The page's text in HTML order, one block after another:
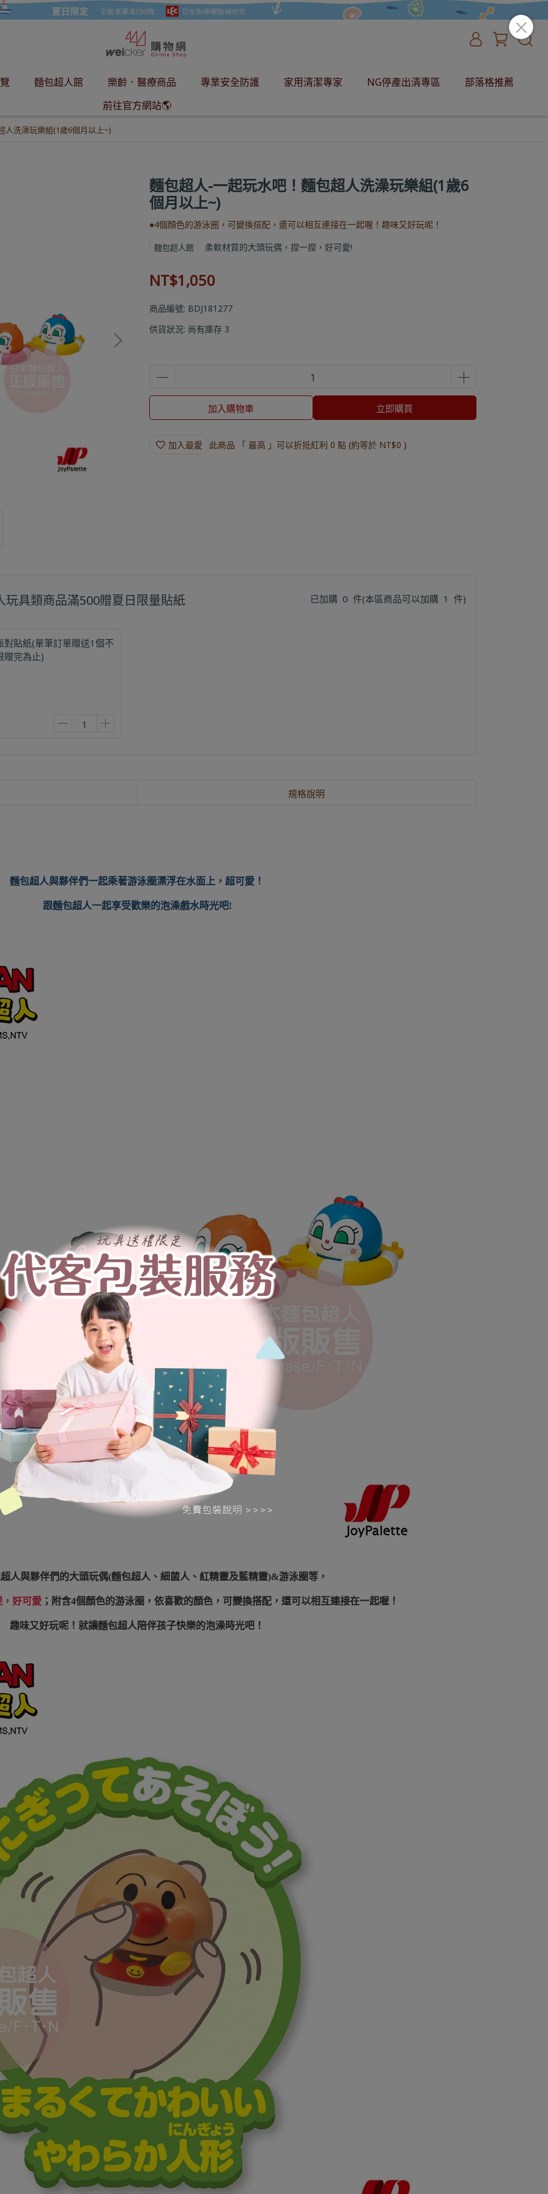
麵包超人館 樂齡．醫療商品 專業安全防護 家用清潔專家 NG停產出清專區
部落格推薦
前往官方網站🌎
洗澡玩樂組(1歲6個月以上~)
麵包超人-一起玩水吧！麵包超人洗澡玩樂組(1歲6
個月以上~)
●4個顏色的游泳圈，可變換搭配，還可以相互連接在一起喔！趣味又好玩呢！
麵包超人館 柔軟材質的大頭玩偶，捏一捏，好可愛!
NT$1,050
商品編號: BDJ181277
供貨狀況: 尚有庫存 3
加入購物車 立即購買
加入最愛 此商品 「 最高 」可以折抵紅利 0 點 (約等於 NT$0 )
具類商品滿500贈夏日限量貼紙 已加購 0 件(本區商品可以加購 1 件)
貼紙(單筆訂單贈送1個不
贈完為止)
規格說明
麵包超人與夥伴們一起乘著游泳圈漂浮在水面上，超可愛！
跟麵包超人一起享受歡樂的泡澡戲水時光吧!
人與夥伴們的大頭玩偶(麵包超人、細菌人、紅精靈及藍精靈)&游泳圈等，
，好可愛 ；附含4個顏色的游泳圈，依喜歡的顏色，可變換搭配，還可以相互連接在一起喔！
趣味又好玩呢！就讓麵包超人陪伴孩子快樂的泡澡時光吧！